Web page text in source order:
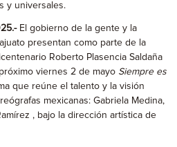
y universales.
El gobierno de la gente y la
presentan como parte de la
Roberto Plasencia Saldaña
viernes 2 de mayo Siempre es
que reúne el talento y la visión
mexicanas: Gabriela Medina,
, bajo la dirección artística de